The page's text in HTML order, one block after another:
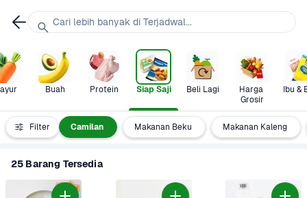
Buah Protein Siap Saji Beli Lagi
Harga
Grosir
Ibu &
Filter
Instant Camilan Makanan Beku Makanan Kaleng
25 Barang Tersedia
Cari lebih banyak di Terjadwal...